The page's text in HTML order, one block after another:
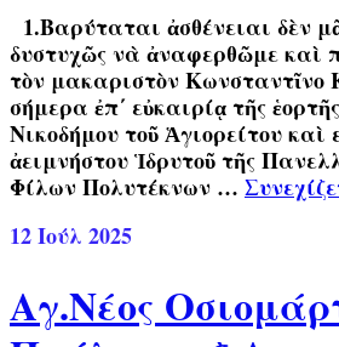
1.Βαρύταται ἀσθένειαι δὲν
δυστυχῶς νὰ ἀναφερθῶμε καὶ
τὸν μακαριστὸν
σήμερα ἐπ΄ εὐκαιρίᾳ τῆς
Νικοδήμου τοῦ Ἁγιορείτου καὶ
ἀειμνήστου Ἱδρυτοῦ τῆς
Φίλων Πολυτέκνων …
12Ιούλ 2025
Αγ.Νέος